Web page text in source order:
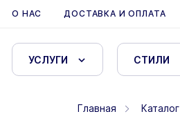
О НАС ДОСТАВКА И ОПЛАТА
УСЛУГИ СТИЛИ
Главная Каталог